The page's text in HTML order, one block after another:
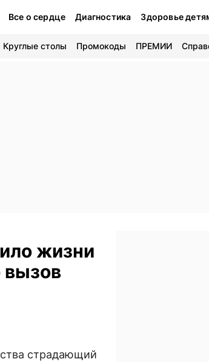
Все о сердце Диагностика Здоровье
Круглые столы Промокоды ПРЕМИИ
жизни
вызов
страдающий